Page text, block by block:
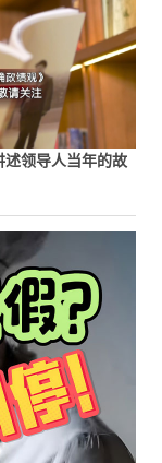
领导人当年的故